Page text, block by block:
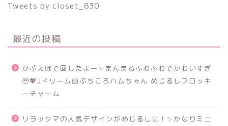
Tweets by closet_830
最近の投稿
かぷえぼで回したよー✨まんまるふわふわでかわいすぎ
🥹💖Jドリーム🐹ぷちころハムちゃん めじるしフロッキ
ーチャーム
リラックマの人気デザインがめじるしに！✨かなりミニ